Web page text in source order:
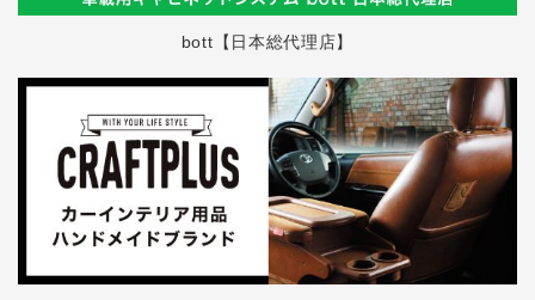
bott【日本総代理店】